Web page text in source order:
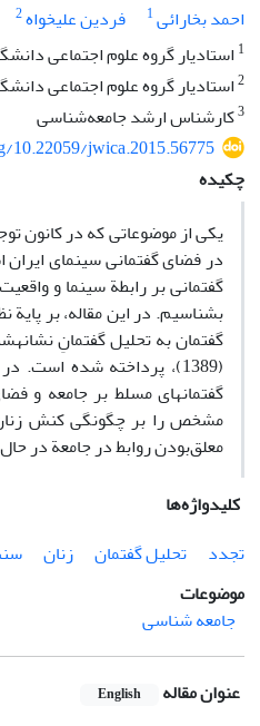
احمد بخارائی1 فردین علیخواه2
1 استادیار گروه علوم اجتماعی
2استادیار گروه علوم‌ اجتماعی
3کارشناس ارشد جامعه‌شناسی
10.22059/jwica.2015.56775
چکیده
یکی از موضوعاتی که در کانون
در فضای گفتمانی سینمای
گفتمانی بر رابطة سینما و
بشناسیم. در این مقاله، بر
گفتمان به تحلیل گفتمانِ
(1389)، پرداخته شده‏
گفتمان‏های مسلط بر جامعه و
مشخص را بر چگونگی کنش زنان
معلق‌بودن روابط در جامعة در
کلیدواژه‌ها
تجدد
تحلیل گفتمان زنان
موضوعات
جامعه شناسی
عنوان مقاله English